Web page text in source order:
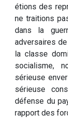
étions des
ne traitions
dans la
adversaires
la classe
socialisme,
sérieuse
sérieuse
défense du
rapport des